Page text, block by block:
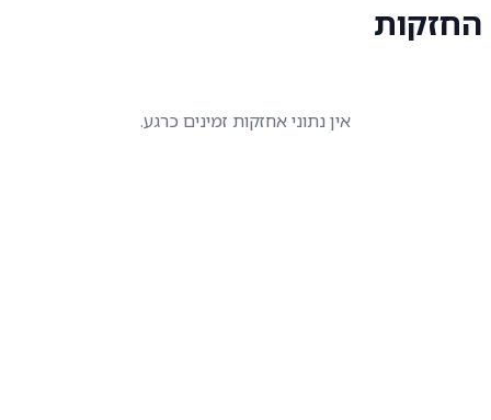
החזקות
אין נתוני אחזקות זמינים כרגע.